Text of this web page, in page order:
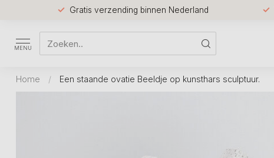
Gratis verzending binnen Nederland
MENU
Home / Een staande ovatie Beeldje op kunsthars sculptuur.